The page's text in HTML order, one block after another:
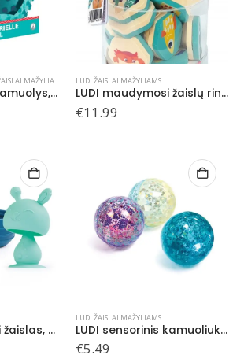
MAŽYLIAMS
LUDI mankštos kamuolys, žalias, 20 cm
LUDI ŽAISLAI MAŽYLIAMS
LUDI maudymosi žaislų rinkinys, Atminties kortelės
€11.99
LUDI maudymosi žaislas, Jūros Triušelis
LUDI ŽAISLAI MAŽYLIAMS
LUDI sensorinis kamuoliukas su blizgučiais, 1 vnt.
€5.49